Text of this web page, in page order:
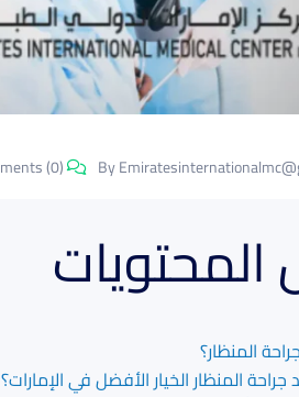
By
Comments (0)
المنظار؟
جراحة المنظار الخيار الأفضل في الإمارات؟